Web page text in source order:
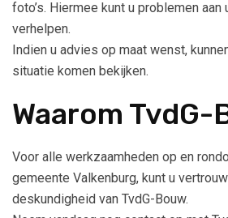
foto’s. Hiermee kunt u problemen
verhelpen.
Indien u advies op maat wenst,
situatie komen bekijken.
Waarom TvdG-
Voor alle werkzaamheden op en
gemeente Valkenburg, kunt u
deskundigheid van TvdG-Bouw.